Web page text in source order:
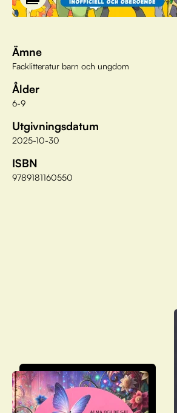
Ämne
Facklitteratur barn och ungdom
Ålder
6-9
Utgivningsdatum
2025-10-30
ISBN
9789181160550